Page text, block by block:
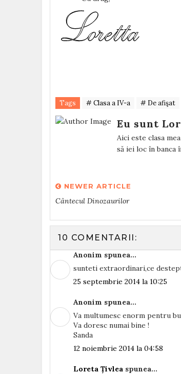
Tags # Clasa a IV-a # De afişat
Eu sunt
Aici este clasa
să iei loc în banca
NEWER ARTICLE
Cântecul Dinozaurilor
10 COMENTARII:
Anonim spunea...
sunteti extraordinari,ce
25 septembrie 2014 la 10:25
Anonim spunea...
Va multumesc enorm pentru
Va doresc numai bine !
Sanda
12 noiembrie 2014 la 04:58
Loreta Țivlea spunea...